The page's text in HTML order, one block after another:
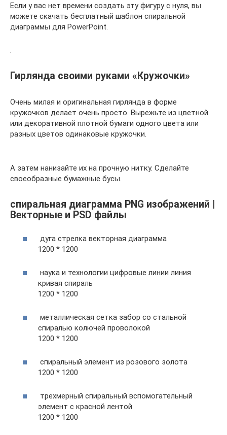
Если у вас нет времени создать эту фигуру с нуля, вы
можете скачать бесплатный шаблон спиральной
диаграммы для PowerPoint.
.
Гирлянда своими руками «Кружочки»
Очень милая и оригинальная гирлянда в форме
кружочков делает очень просто. Вырежьте из цветной
или декоративной плотной бумаги одного цвета или
разных цветов одинаковые кружочки.
А затем нанизайте их на прочную нитку. Сделайте
своеобразные бумажные бусы.
спиральная диаграмма PNG изображений |
Векторные и PSD файлы
дуга стрелка векторная диаграмма
1200 * 1200
наука и технологии цифровые линии линия
кривая спираль
1200 * 1200
металлическая сетка забор со стальной
спиралью колючей проволокой
1200 * 1200
спиральный элемент из розового золота
1200 * 1200
трехмерный спиральный вспомогательный
элемент с красной лентой
1200 * 1200